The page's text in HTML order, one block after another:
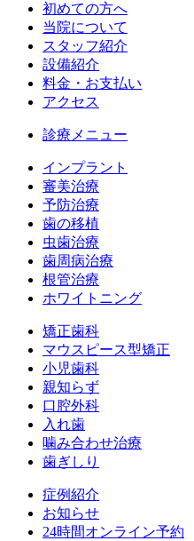
初めての方へ
当院について
スタッフ紹介
設備紹介
料金・お支払い
アクセス
診療メニュー
インプラント
審美治療
予防治療
歯の移植
虫歯治療
歯周病治療
根管治療
ホワイトニング
矯正歯科
マウスピース型矯正
小児歯科
親知らず
口腔外科
入れ歯
噛み合わせ治療
歯ぎしり
症例紹介
お知らせ
24時間オンライン予約